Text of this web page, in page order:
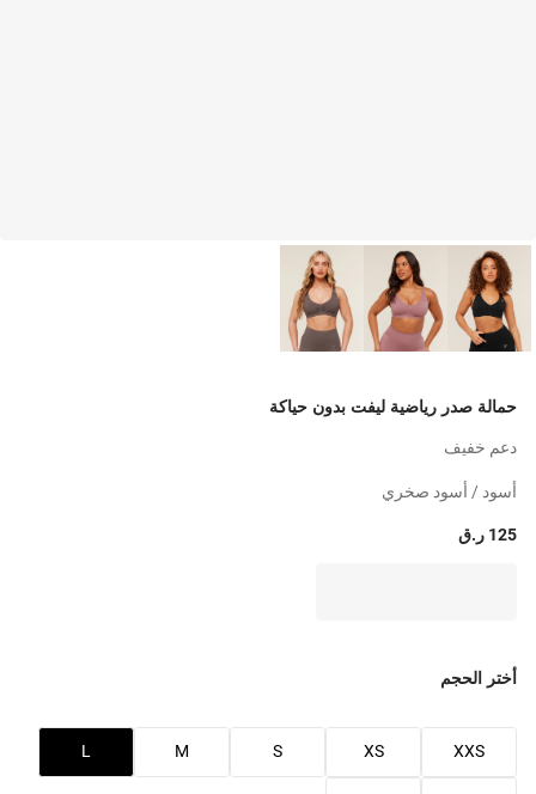
حمالة صدر رياضية ليفت بدون حياكة
دعم خفيف
أسود / أسود صخري
125 ر.ق
أختر الحجم
XXS
XS
S
M
L